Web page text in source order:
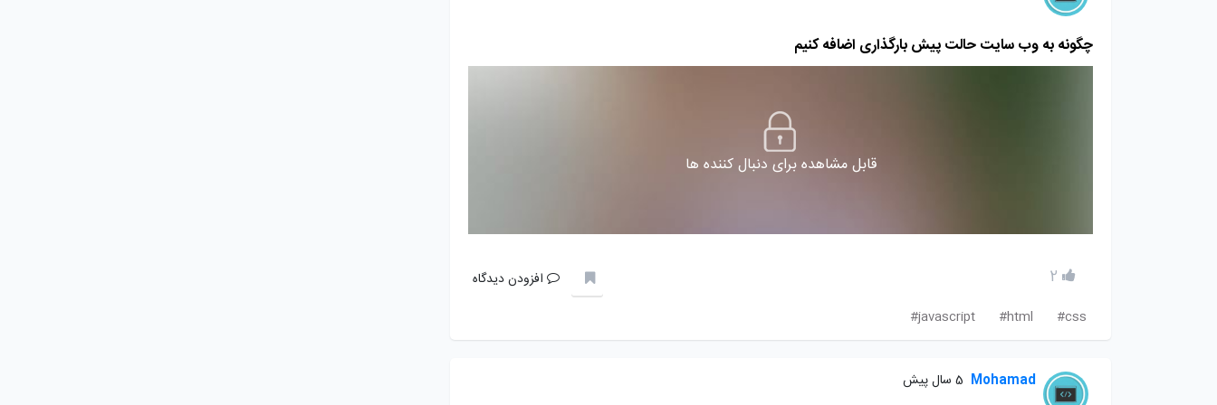
چگونه به وب سایت حالت پیش بارگذاری اضافه کنیم
قابل مشاهده برای دنبال کننده ها
2
افزودن دیدگاه
css#
html#
javascript#
Mohamad 5 سال پیش